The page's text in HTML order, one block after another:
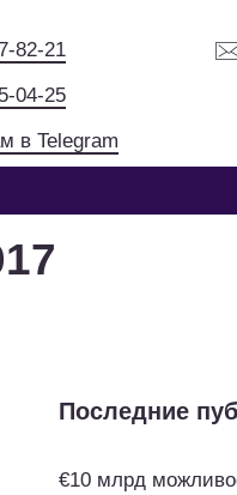
82-21
04-25
в Telegram
Последние
€10 млрд